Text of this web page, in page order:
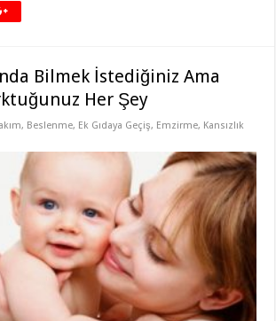
Bilmek İstediğiniz Ama
Her Şey
, Beslenme, Ek Gıdaya Geçiş, Emzirme, Kansızlık